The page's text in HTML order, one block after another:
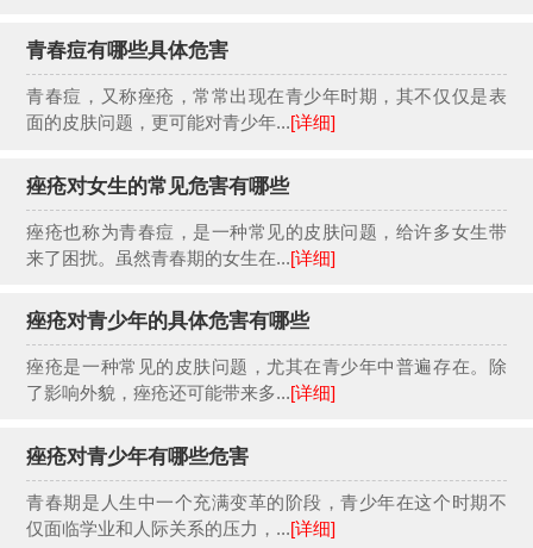
青春痘有哪些具体危害
青春痘，又称痤疮，常常出现在青少年时期，其不仅仅是表
面的皮肤问题，更可能对青少年...[详细]
痤疮对女生的常见危害有哪些
痤疮也称为青春痘，是一种常见的皮肤问题，给许多女生带
来了困扰。虽然青春期的女生在...[详细]
痤疮对青少年的具体危害有哪些
痤疮是一种常见的皮肤问题，尤其在青少年中普遍存在。除
了影响外貌，痤疮还可能带来多...[详细]
痤疮对青少年有哪些危害
青春期是人生中一个充满变革的阶段，青少年在这个时期不
仅面临学业和人际关系的压力，...[详细]